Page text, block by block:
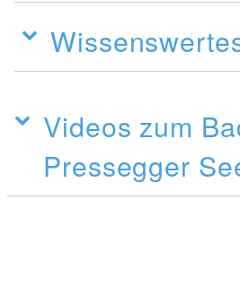
Videos zum
Pressegger